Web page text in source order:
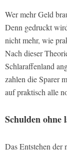
Wer mehr Geld
Denn gedruckt
nicht mehr, wie
Nach dieser
Schlaraffenland
zahlen die Sparer
auf praktisch alle
Schulden ohne
Das Entstehen der